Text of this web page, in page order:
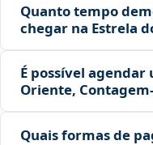
Quanto tempo
chegar na Estrela
É possível
Oriente,
Quais formas de